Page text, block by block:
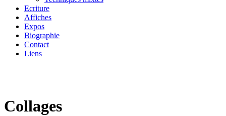
Ecriture
Affiches
Expos
Biographie
Contact
Liens
Collages